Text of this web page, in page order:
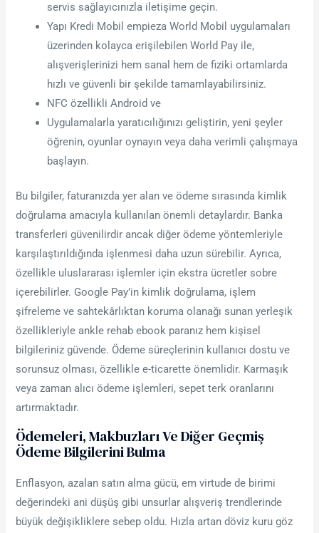
servis sağlayıcınızla iletişime geçin.
Yapı Kredi Mobil empieza World Mobil uygulamaları
üzerinden kolayca erişilebilen World Pay ile,
alışverişlerinizi hem sanal hem de fiziki ortamlarda
hızlı ve güvenli bir şekilde tamamlayabilirsiniz.
NFC özellikli Android ve
Uygulamalarla yaratıcılığınızı geliştirin, yeni şeyler
öğrenin, oyunlar oynayın veya daha verimli çalışmaya
başlayın.
Bu bilgiler, faturanızda yer alan ve ödeme sırasında kimlik
doğrulama amacıyla kullanılan önemli detaylardır. Banka
transferleri güvenilirdir ancak diğer ödeme yöntemleriyle
karşılaştırıldığında işlenmesi daha uzun sürebilir. Ayrıca,
özellikle uluslararası işlemler için ekstra ücretler sobre
içerebilirler. Google Pay’in kimlik doğrulama, işlem
şifreleme ve sahtekârlıktan koruma olanağı sunan yerleşik
özellikleriyle ankle rehab ebook paranız hem kişisel
bilgileriniz güvende. Ödeme süreçlerinin kullanıcı dostu ve
sorunsuz olması, özellikle e-ticarette önemlidir. Karmaşık
veya zaman alıcı ödeme işlemleri, sepet terk oranlarını
artırmaktadır.
Ödemeleri, Makbuzları Ve Diğer Geçmiş
Ödeme Bilgilerini Bulma
Enflasyon, azalan satın alma gücü, em virtude de birimi
değerindeki ani düşüş gibi unsurlar alışveriş trendlerinde
büyük değişikliklere sebep oldu. Hızla artan döviz kuru göz